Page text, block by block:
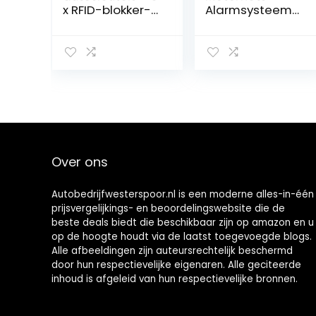
x RFID-blokker-
creditcards,
RFID/NF/WLAN/G
Alarmsysteem
ng
Over ons
Autobedrijfwesterspoor.nl is een moderne alles-in-één
prijsvergelijkings- en beoordelingswebsite die de
beste deals biedt die beschikbaar zijn op amazon en u
op de hoogte houdt via de laatst toegevoegde blogs.
Alle afbeeldingen zijn auteursrechtelijk beschermd
door hun respectievelijke eigenaren. Alle geciteerde
inhoud is afgeleid van hun respectievelijke bronnen.